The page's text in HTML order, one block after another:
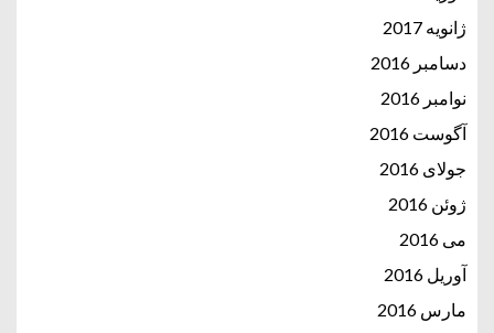
ژانویه 2017
دسامبر 2016
نوامبر 2016
آگوست 2016
جولای 2016
ژوئن 2016
می 2016
آوریل 2016
مارس 2016